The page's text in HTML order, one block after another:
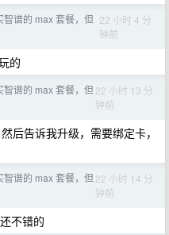
智谱的 max 套餐，但 22 小时 4 分
钟前
的
智谱的 max 套餐，但 22 小时 13 分
钟前
后告诉我升级，需要绑定卡，
智谱的 max 套餐，但 22 小时 14 分
钟前
不错的